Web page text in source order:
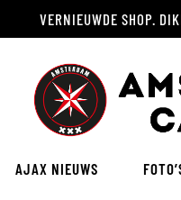
VERNIEUWDE SHOP.
AJAX NIEUWS